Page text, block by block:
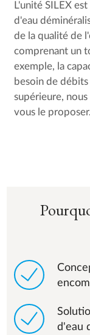
L'unité SILEX
d'eau
de la qualité de
comprenant un
exemple, la
besoin de
supérieure,
vous le
d'eau